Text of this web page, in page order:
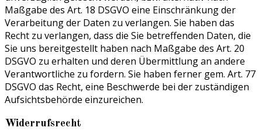
Maßgabe des Art. 18 DSGVO eine Einschränkung der
Verarbeitung der Daten zu verlangen. Sie haben das
Recht zu verlangen, dass die Sie betreffenden Daten, die
Sie uns bereitgestellt haben nach Maßgabe des Art. 20
DSGVO zu erhalten und deren Übermittlung an andere
Verantwortliche zu fordern. Sie haben ferner gem. Art. 77
DSGVO das Recht, eine Beschwerde bei der zuständigen
Aufsichtsbehörde einzureichen.
Widerrufsrecht